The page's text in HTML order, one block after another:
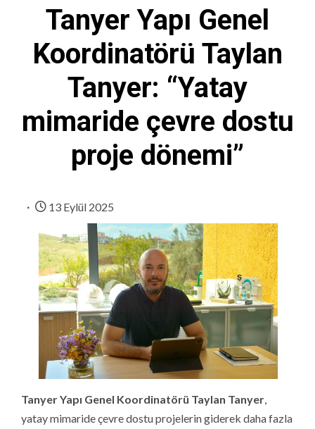
Tanyer Yapı Genel
Koordinatörü Taylan
Tanyer: “Yatay
mimaride çevre dostu
proje dönemi”
13 Eylül 2025
Tanyer Yapı Genel Koordinatörü Taylan Tanyer,
yatay mimaride çevre dostu projelerin giderek daha fazla